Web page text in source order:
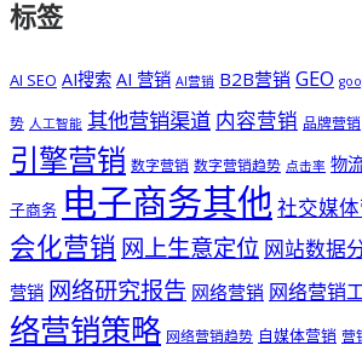
标签
AI SEO AI搜索 AI 营销 AI营销 B2B营销 GEO
势 人工智能 其他营销渠道 内容营销 品牌营销
引擎营销 数字营销 数字营销趋势 点击率 物
子商务 电子商务其他社交媒
会化营销 网上生意定位 网站数据
营销 网络研究报告 网络营销 网络营销
络营销策略 网络营销趋势 自媒体营销 营